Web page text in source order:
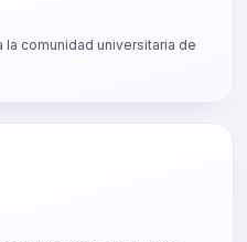
comunidad universitaria de